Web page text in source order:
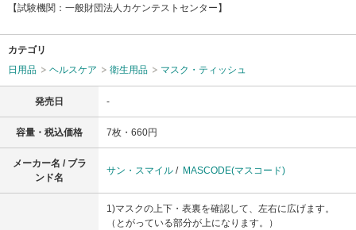
【試験機関：一般財団法人カケンテストセンター】
カテゴリ
日用品
ヘルスケア 衛生用品 マスク・ティッシュ
発売日 -
容量・税込価格 7枚・660円
メーカー名 / ブラ
ンド名
サン・スマイル / MASCODE(マスコード)
1)マスクの上下・表裏を確認して、左右に広げます。
（とがっている部分が上になります。）